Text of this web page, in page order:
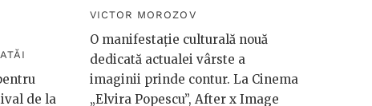
de la
VICTOR MOROZOV
O manifestație culturală nouă
dedicată actualei vârste a
imaginii prinde contur. La Cinema
„Elvira Popescu”, After x Image